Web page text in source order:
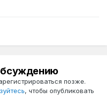
позже.
, чтобы опубликовать